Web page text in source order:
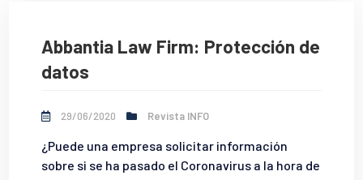
Abbantia Law Firm: Protección de
datos
29/06/2020 Revista INFO
¿Puede una empresa solicitar información
sobre si se ha pasado el Coronavirus a la hora de